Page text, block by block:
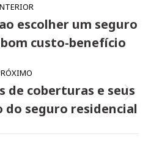
Post
anterior:
escolher um seguro
custo-benefício
Próximo
post:
de coberturas e seus
do seguro residencial